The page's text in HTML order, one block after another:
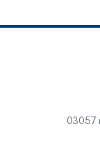
03057